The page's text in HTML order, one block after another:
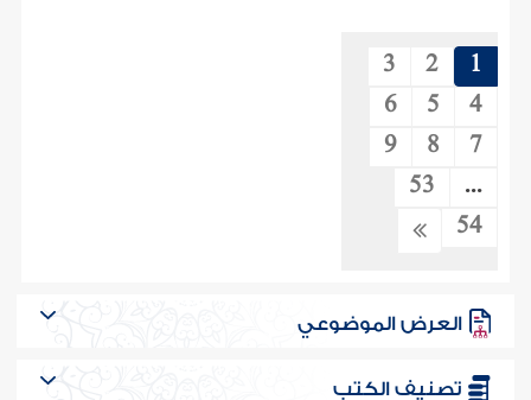
1
2
3
4
5
6
7
8
9
...
53
54
العرض الموضوعي
تصنيف الكتب